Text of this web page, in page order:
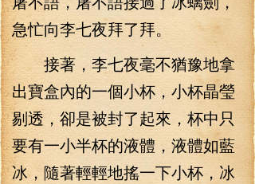
急忙向李七夜拜了拜。
接著，李七夜毫不猶豫地拿
出寶盒內的一個小杯，小杯晶瑩
剔透，卻是被封了起來，杯中只
要有一小半杯的液體，液體如藍
冰，隨著輕輕地搖一下小杯，冰